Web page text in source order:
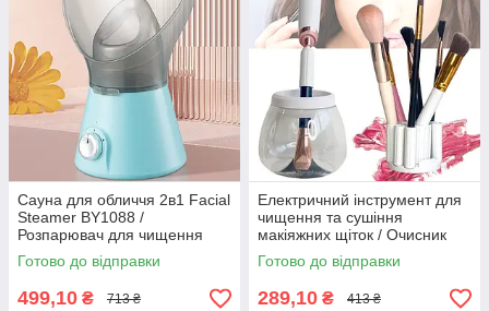
Сауна для обличчя 2в1 Facial
Steamer BY1088 /
Розпарювач для чищення
шкіри / Парова сауна для
інгаляцій
Готово до відправки
499,10 ₴ 713 ₴
Електричний інструмент для
чищення та сушіння
макіяжних щіток / Очисник
макіяжних пензлів
Готово до відправки
289,10 ₴ 413 ₴